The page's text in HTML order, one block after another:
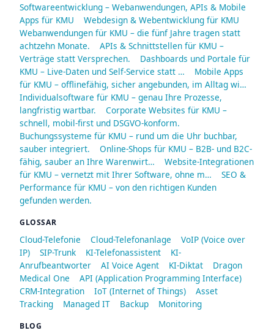
Softwareentwicklung – Webanwendungen, APIs & Mobile
Apps für KMU
Webdesign & Webentwicklung für KMU
Webanwendungen für KMU – die fünf Jahre tragen statt
achtzehn Monate.
APIs & Schnittstellen für KMU –
Verträge statt Versprechen.
Dashboards und Portale für
KMU – Live-Daten und Self-Service statt …
Mobile Apps
für KMU – offlinefähig, sicher angebunden, im Alltag wi…
Individualsoftware für KMU – genau Ihre Prozesse,
langfristig wartbar.
Corporate Websites für KMU –
schnell, mobil-first und DSGVO-konform.
Buchungssysteme für KMU – rund um die Uhr buchbar,
sauber integriert.
Online-Shops für KMU – B2B- und B2C-
fähig, sauber an Ihre Warenwirt…
Website-Integrationen
für KMU – vernetzt mit Ihrer Software, ohne m…
SEO &
Performance für KMU – von den richtigen Kunden
gefunden werden.
GLOSSAR
Cloud-Telefonie Cloud-Telefonanlage
VoIP (Voice over
IP)
SIP-Trunk KI-Telefonassistent
KI-
Anrufbeantworter
AI Voice Agent KI-Diktat
Dragon
Medical One
API (Application Programming Interface)
CRM-Integration
IoT (Internet of Things)
Asset
Tracking
Managed IT Backup Monitoring
BLOG